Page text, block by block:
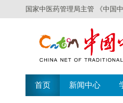
国家中医药管理局主管 《中国
首页 新闻中心